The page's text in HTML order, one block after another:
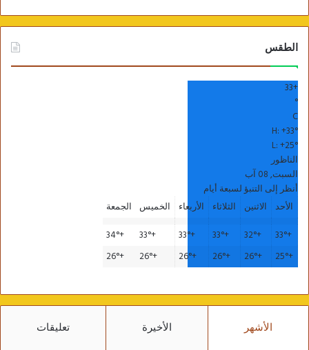
الطقس
+
33
°
C
H:+33°
L:+25°
الناظور
السبت, 08 آب
أنظر إلى التنبؤ لسبعة أيام
الأحد
الاثنين الثلاثاء الأربعاء الخميس الجمعة
+
33°
+
32°
+
33°
+
33°
+
33°
+
34°
+
25°
+
26°
+
26°
+
26°
+
26°
+
26°
الأشهر الأخيرة تعليقات